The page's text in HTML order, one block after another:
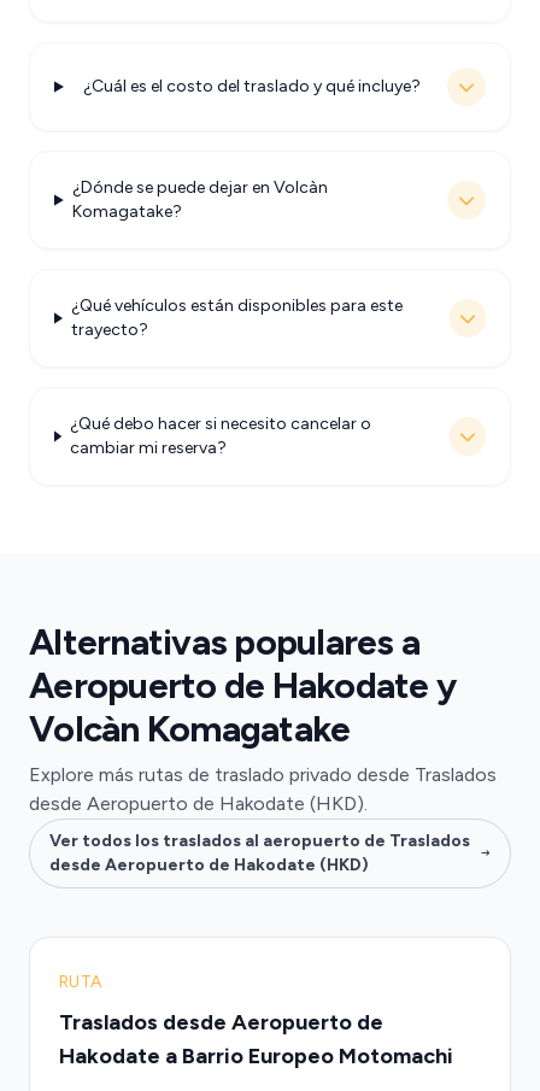
¿Cuál es el costo del traslado y qué incluye?
¿Dónde se puede dejar en Volcàn
Komagatake?
¿Qué vehículos están disponibles para este
trayecto?
¿Qué debo hacer si necesito cancelar o
cambiar mi reserva?
Alternativas populares a
Aeropuerto de Hakodate y
Volcàn Komagatake
Explore más rutas de traslado privado desde Traslados
desde Aeropuerto de Hakodate (HKD).
Ver todos los traslados al aeropuerto de Traslados
desde Aeropuerto de Hakodate (HKD)
RUTA
Traslados desde Aeropuerto de
Hakodate a Barrio Europeo Motomachi